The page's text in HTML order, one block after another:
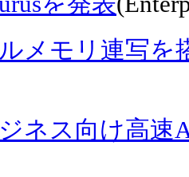
メモリ連写を
ネス向け高